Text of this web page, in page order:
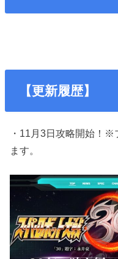
【更新履歴】
・11月3日攻略開始！※
ます。